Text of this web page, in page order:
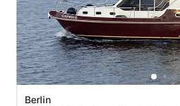
Berlin